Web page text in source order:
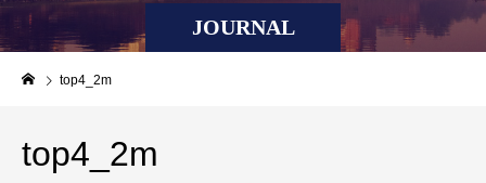
JOURNAL
top4_2m
top4_2m